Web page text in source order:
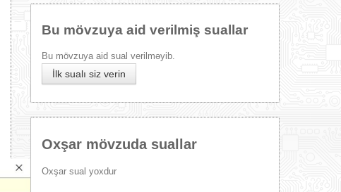
Bu mövzuya aid verilmiş suallar
Bu mövzuya aid sual verilməyib.
İlk sualı siz verin
Oxşar mövzuda suallar
Oxşar sual yoxdur